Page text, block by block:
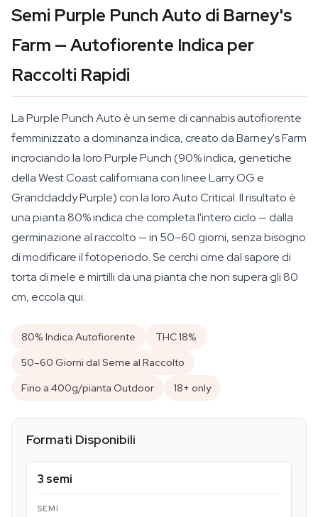
Semi Purple Punch Auto di Barney's
Farm — Autofiorente Indica per
Raccolti Rapidi
La Purple Punch Auto è un seme di cannabis autofiorente
femminizzato a dominanza indica, creato da Barney's Farm
incrociando la loro Purple Punch (90% indica, genetiche
della West Coast californiana con linee Larry OG e
Granddaddy Purple) con la loro Auto Critical. Il risultato è
una pianta 80% indica che completa l'intero ciclo — dalla
germinazione al raccolto — in 50–60 giorni, senza bisogno
di modificare il fotoperiodo. Se cerchi cime dal sapore di
torta di mele e mirtilli da una pianta che non supera gli 80
cm, eccola qui.
80% Indica Autofiorente
THC 18%
50–60 Giorni dal Seme al Raccolto
Fino a 400g/pianta Outdoor
18+ only
Formati Disponibili
3 semi